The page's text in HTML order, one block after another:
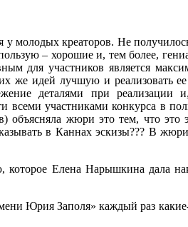
у молодых креаторов. Не
– хорошие и, тем более,
для участников является
идей лучшую и реализовать ее
деталями при
всеми участниками конкурса в
объясняла жюри это тем, что это
в Каннах эскизы??? В
Елена Нарышкина дала
Юрия Заполя» каждый раз